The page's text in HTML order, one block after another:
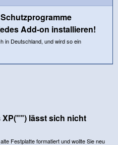
Add-on installieren!
in Deutschland, und wird so ein
XP("") lässt sich nicht
Festplatte formatiert und wollte Sie neu